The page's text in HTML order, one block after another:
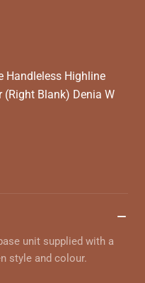
Handleless Highline
(Right Blank) Denia W
unit supplied with a
style and colour.